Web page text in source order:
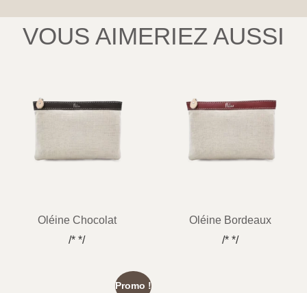
VOUS AIMERIEZ AUSSI
Oléine Chocolat
/* */
Oléine Bordeaux
/* */
Promo !